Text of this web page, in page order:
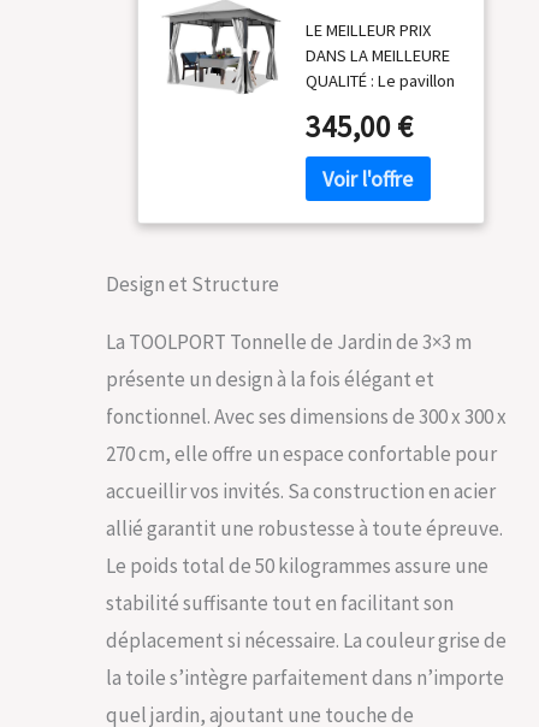
pavillon, bâche
de Toit env.
180g/m² Tente
de Jardin avec 4
bâches de côté
Gris Tente de
réception
LE MEILLEUR PRIX
DANS LA MEILLEURE
QUALITÉ : Le pavillon
son design moderne
et permet de réaliser
un temps de
construction record.
Ce pavillon est
PROTECTION
LA PLUIE ET LE
SOLEIL : la bâche de
m² en polyester de
haute qualité avec
supplémentaire et
coutures soudées
optimale contre la
pluie et le soleil
30+). Nous
recommandons de
345,00 €
Design et Structure
La TOOLPORT Tonnelle de Jardin de 3×3 m
présente un design à la fois élégant et
fonctionnel. Avec ses dimensions de 300 x 300 x
270 cm, elle offre un espace confortable pour
accueillir vos invités. Sa construction en acier
allié garantit une robustesse à toute épreuve.
Le poids total de 50 kilogrammes assure une
stabilité suffisante tout en facilitant son
déplacement si nécessaire. La couleur grise de
la toile s’intègre parfaitement dans n’importe
quel jardin, ajoutant une touche de